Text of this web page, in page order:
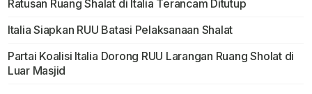
Ratusan Ruang Shalat di Italia Terancam Ditutup
Italia Siapkan RUU Batasi Pelaksanaan Shalat
Partai Koalisi Italia Dorong RUU Larangan Ruang Sholat di
Luar Masjid